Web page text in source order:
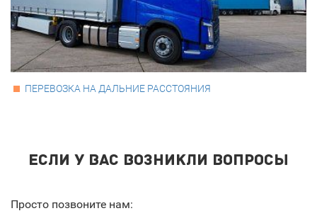
ПЕРЕВОЗКА НА ДАЛЬНИЕ РАССТОЯНИЯ
ЕСЛИ У ВАС ВОЗНИКЛИ ВОПРОСЫ
Просто позвоните нам: